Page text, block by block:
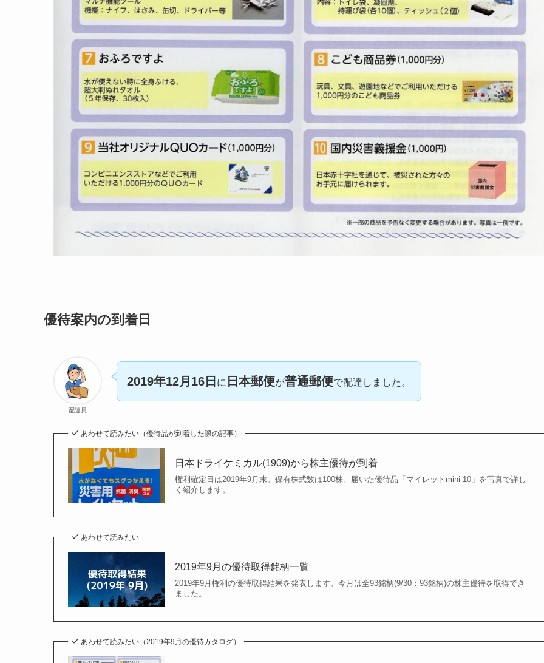
優待案内の到着日
配達員
2019年12月16日 に 日本郵便が普通郵便で配達しました。
あわせて読みたい（優待品が到着した際の記事）
日本ドライケミカル(1909)から株主優待が到着
権利確定日は2019年9月末。保有株式数は100株。届いた優待品「マイレットmini-10」を写真で詳し
く紹介します。
あわせて読みたい
2019年9月の優待取得銘柄一覧
2019年9月権利の優待取得結果を発表します。今月は全93銘柄(9/30：93銘柄)の株主優待を取得でき
ました。
あわせて読みたい（2019年9月の優待カタログ）